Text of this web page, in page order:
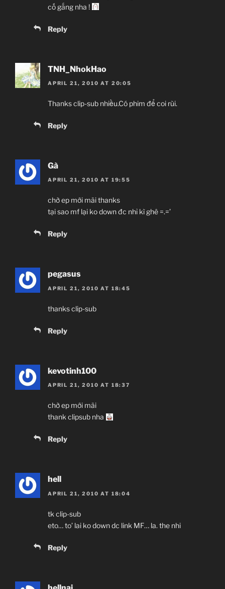
cố gắng nha !
Reply
TNH_NhokHao
APRIL 21, 2010 AT 20:05
Thanks clip-sub nhiều.Có phim để coi rùi.
Reply
Gà
APRIL 21, 2010 AT 19:55
chờ ep mới mãi thanks
tại sao mf lại ko down đc nhỉ kì ghê =.=’
Reply
pegasus
APRIL 21, 2010 AT 18:45
thanks clip-sub
Reply
kevotinh100
APRIL 21, 2010 AT 18:37
chờ ep mới mãi
thank clipsub nha
Reply
hell
APRIL 21, 2010 AT 18:04
tk clip-sub
eto… to’ lai ko down dc link MF… la. the nhi
Reply